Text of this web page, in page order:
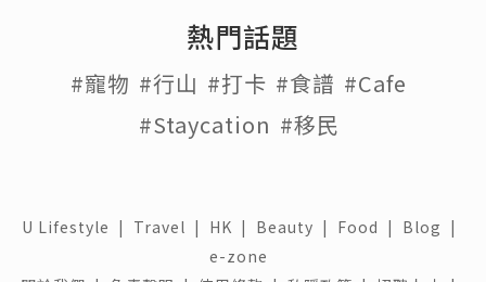
欣賞美麗景色, 跑到黃泥涌峽道頂的最高位
置(197米), 就轉落深水灣道, 南風道, 就番
到終點香港仔運動場, 全程約26公里.
4)網上路線有何用?Click 網上路線
檔案都得
5)活動有Mud？ 有號碼布,水站, 完成紀念